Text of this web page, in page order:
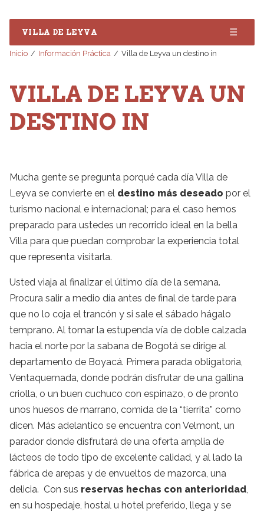
VILLA DE LEYVA ☰
Inicio Información Práctica Villa de Leyva un destino in
VILLA DE LEYVA UN
DESTINO IN
Mucha gente se pregunta porqué cada día Villa de
Leyva se convierte en el destino más deseado por el
turismo nacional e internacional; para el caso hemos
preparado para ustedes un recorrido ideal en la bella
Villa para que puedan comprobar la experiencia total
que representa visitarla.
Usted viaja al finalizar el último día de la semana.
Procura salir a medio día antes de final de tarde para
que no lo coja el trancón y si sale el sábado hágalo
temprano. Al tomar la estupenda vía de doble calzada
hacia el norte por la sabana de Bogotá se dirige al
departamento de Boyacá. Primera parada obligatoria,
Ventaquemada, donde podrán disfrutar de una gallina
criolla, o un buen cuchuco con espinazo, o de pronto
unos huesos de marrano, comida de la “tierrita” como
dicen. Más adelantico se encuentra con Velmont, un
parador donde disfrutará de una oferta amplia de
lácteos de todo tipo de excelente calidad, y al lado la
fábrica de arepas y de envueltos de mazorca, una
delicia. Con sus reservas hechas con anterioridad,
en su hospedaje, hostal u hotel preferido, llega y se